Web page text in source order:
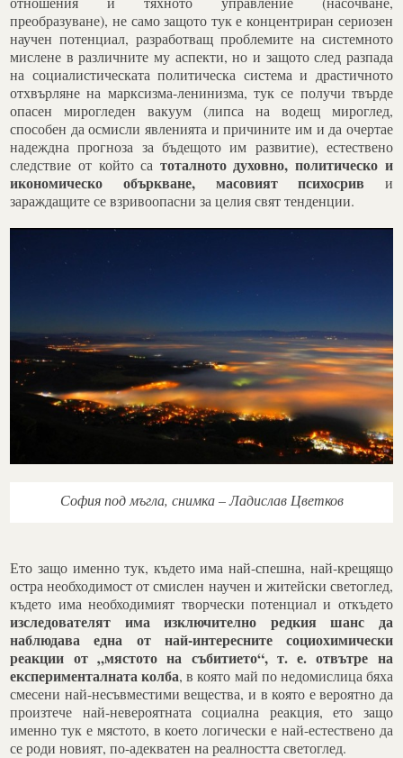
преобразуване), не само защото тук е концентриран сериозен
научен потенциал, разработващ проблемите на системното
мислене в различните му аспекти, но и защото след разпада
на социалистическата политическа система и драстичното
отхвърляне на марксизма-ленинизма, тук се получи твърде
опасен мирогледен вакуум (липса на водещ мироглед,
способен да осмисли явленията и причините им и да очертае
надеждна прогноза за бъдещото им развитие), естествено
следствие от който са тоталното духовно, политическо и
икономическо объркване, масовият психосрив и
зараждащите се взривоопасни за целия свят тенденции.
София под мъгла, снимка – Ладислав Цветков
Ето защо именно тук, където има най-спешна, най-крещящо
остра необходимост от смислен научен и житейски светоглед,
където има необходимият творчески потенциал и откъдето
изследователят има изключително редкия шанс да
наблюдава една от най-интересните социохимически
реакции от „мястото на събитието“, т. е. отвътре на
експерименталната колба, в която май по недомислица бяха
смесени най-несъвместими вещества, и в която е вероятно да
произтече най-невероятната социална реакция, ето защо
именно тук е мястото, в което логически е най-естествено да
се роди новият, по-адекватен на реалността светоглед.